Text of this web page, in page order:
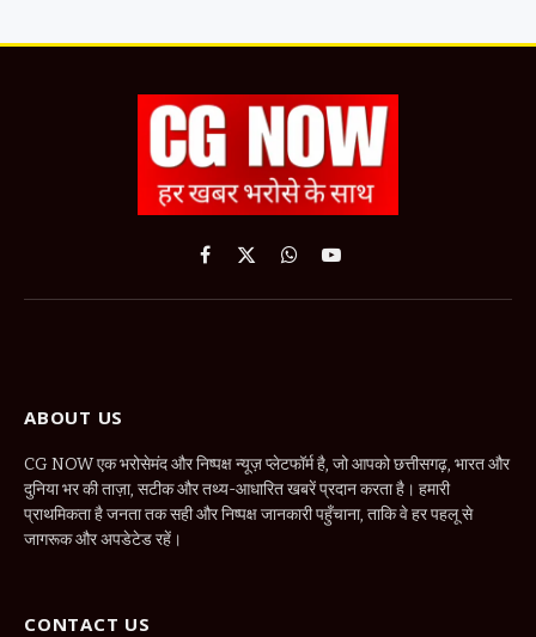
Facebook
X
WhatsApp
YouTube
ABOUT US
CG NOW एक भरोसेमंद और निष्पक्ष न्यूज़ प्लेटफॉर्म है, जो आपको छत्तीसगढ़, भारत और
दुनिया भर की ताज़ा, सटीक और तथ्य-आधारित खबरें प्रदान करता है। हमारी
प्राथमिकता है जनता तक सही और निष्पक्ष जानकारी पहुँचाना, ताकि वे हर पहलू से
जागरूक और अपडेटेड रहें।
CONTACT US